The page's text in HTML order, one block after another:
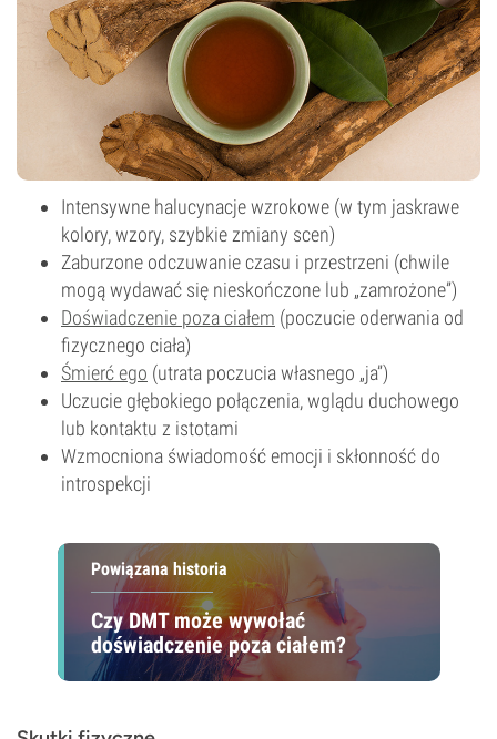
Intensywne halucynacje wzrokowe (w tym jaskrawe
kolory, wzory, szybkie zmiany scen)
Zaburzone odczuwanie czasu i przestrzeni (chwile
mogą wydawać się nieskończone lub „zamrożone”)
Doświadczenie poza ciałem (poczucie oderwania od
fizycznego ciała)
Śmierć ego (utrata poczucia własnego „ja”)
Uczucie głębokiego połączenia, wglądu duchowego
lub kontaktu z istotami
Wzmocniona świadomość emocji i skłonność do
introspekcji
Powiązana historia
Czy DMT może wywołać
doświadczenie poza ciałem?